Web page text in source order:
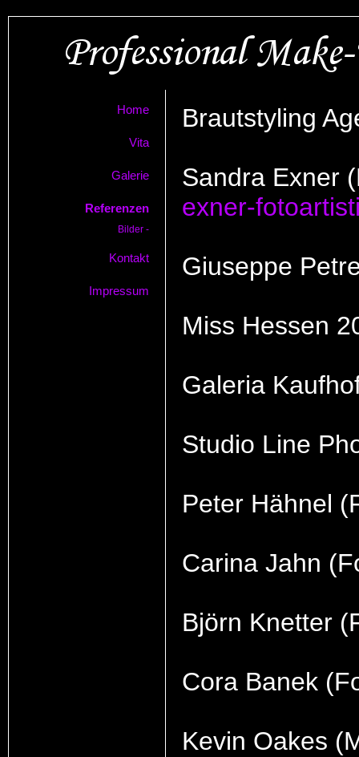
Home
Vita
Galerie
Referenzen
Bilder -
Kontakt
Impressum
Brautstyling
Sandra Exner
exner-
Giuseppe
Miss Hessen
Galeria
Studio Line
Peter Hähnel
Carina Jahn
Björn Knetter
Cora Banek
Kevin Oakes